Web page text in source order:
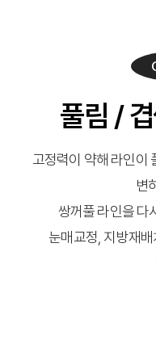
풀림 /
고정력이 약해 라인이
변
쌍꺼풀 라인을 다
눈매교정, 지방재